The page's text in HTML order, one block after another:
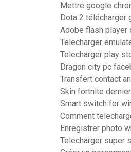
Mettre google
Dota 2 télécharger
Adobe flash player
Telecharger
Telecharger play
Dragon city pc
Transfert contact
Skin fortnite
Smart switch for
Comment
Enregistrer photo
Telecharger super